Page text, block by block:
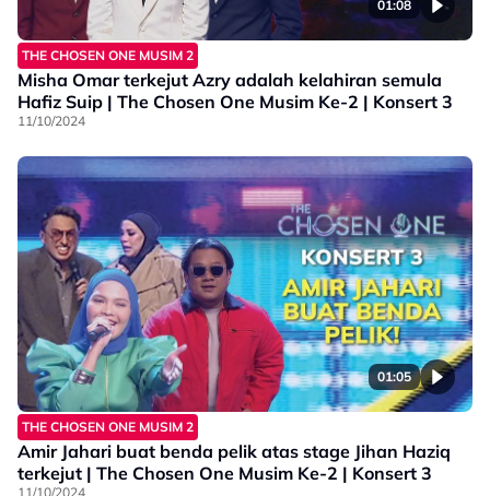
01:08
THE CHOSEN ONE MUSIM 2
Misha Omar terkejut Azry adalah kelahiran semula
Hafiz Suip | The Chosen One Musim Ke-2 | Konsert 3
11/10/2024
01:05
THE CHOSEN ONE MUSIM 2
Amir Jahari buat benda pelik atas stage Jihan Haziq
terkejut | The Chosen One Musim Ke-2 | Konsert 3
11/10/2024